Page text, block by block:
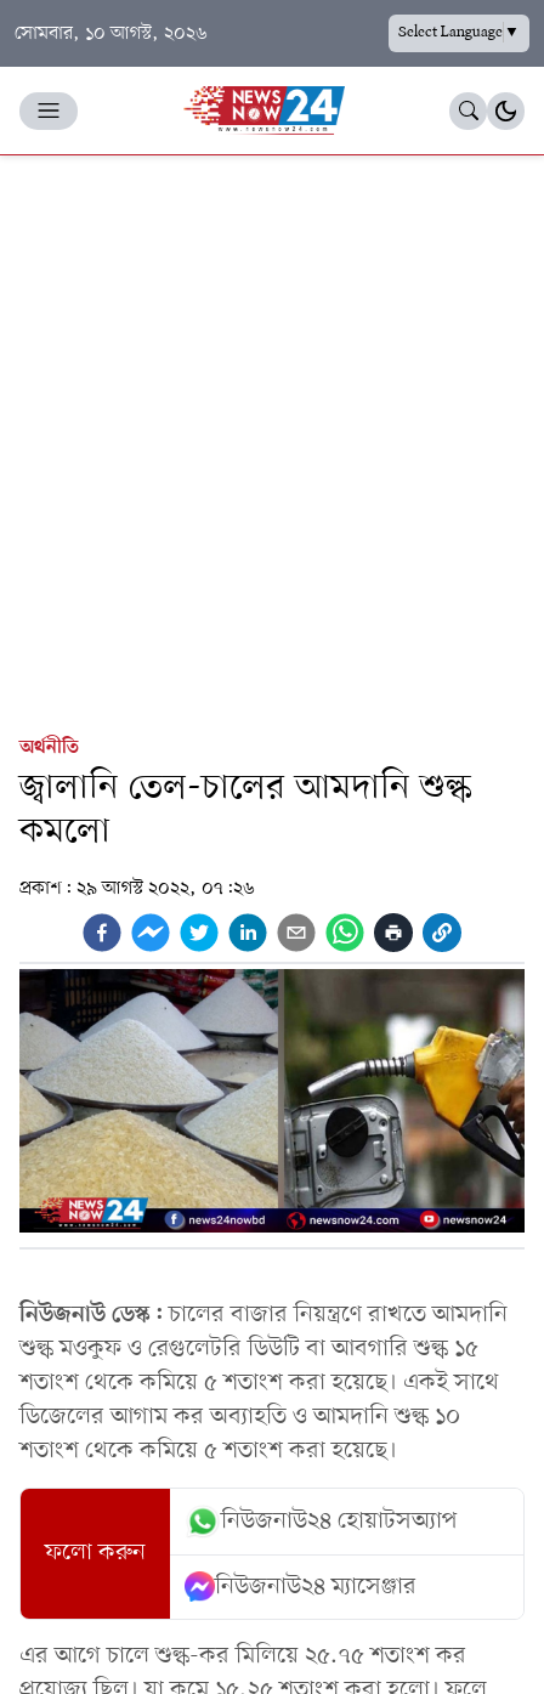
সোমবার, ১০ আগস্ট, ২০২৬ Select Language▼
অর্থনীতি
জ্বালানি তেল-চালের আমদানি শুল্ক
কমলো
প্রকাশ: ২৯ আগস্ট ২০২২, ০৭:২৬
নিউজনাউ ডেস্ক:চালের বাজার নিয়ন্ত্রণে রাখতে আমদানি
শুল্ক মওকুফ ও রেগুলেটরি ডিউটি বা আবগারি শুল্ক ১৫
শতাংশ থেকে কমিয়ে ৫ শতাংশ করা হয়েছে। একই সাথে
ডিজেলের আগাম কর অব্যাহতি ও আমদানি শুল্ক ১০
শতাংশ থেকে কমিয়ে ৫ শতাংশ করা হয়েছে।
ফলো করুন
নিউজনাউ২৪ হোয়াটসঅ্যাপ
নিউজনাউ২৪ ম্যাসেঞ্জার
এর আগে চালে শুল্ক-কর মিলিয়ে ২৫.৭৫ শতাংশ কর